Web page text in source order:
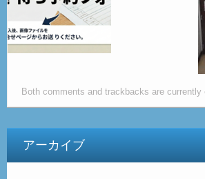
Both comments and trackbacks are currently
アーカイブ